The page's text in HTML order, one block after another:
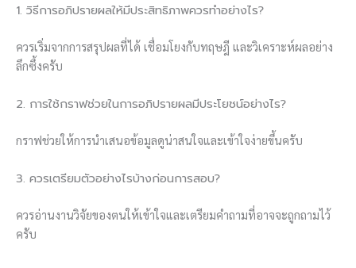
1. วิธีการอภิปรายผลให้มีประสิทธิภาพควรทำอย่างไร?
ควรเริ่มจากการสรุปผลที่ได้ เชื่อมโยงกับทฤษฎี และวิเคราะห์ผลอย่าง
ลึกซึ้งครับ
2. การใช้กราฟช่วยในการอภิปรายผลมีประโยชน์อย่างไร?
กราฟช่วยให้การนำเสนอข้อมูลดูน่าสนใจและเข้าใจง่ายขึ้นครับ
3. ควรเตรียมตัวอย่างไรบ้างก่อนการสอบ?
ควรอ่านงานวิจัยของตนให้เข้าใจและเตรียมคำถามที่อาจจะถูกถามไว้
ครับ